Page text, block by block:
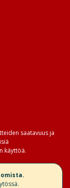
saatavuus ja
käyttöä.